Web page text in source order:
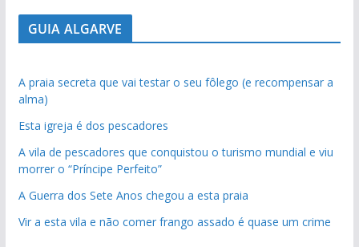
GUIA ALGARVE
A praia secreta que vai testar o seu fôlego (e recompensar a
alma)
Esta igreja é dos pescadores
A vila de pescadores que conquistou o turismo mundial e viu
morrer o “Príncipe Perfeito”
A Guerra dos Sete Anos chegou a esta praia
Vir a esta vila e não comer frango assado é quase um crime